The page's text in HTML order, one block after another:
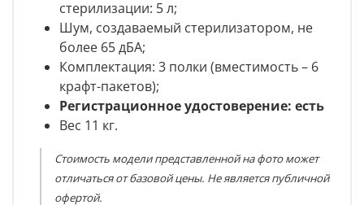
стерилизации: 5 л;
Шум, создаваемый стерилизатором, не
более 65 дБА;
Комплектация: 3 полки (вместимость – 6
крафт-пакетов);
Регистрационное удостоверение: есть
Вес 11 кг.
Стоимость модели представленной на фото может
отличаться от базовой цены. Не является публичной
офертой.